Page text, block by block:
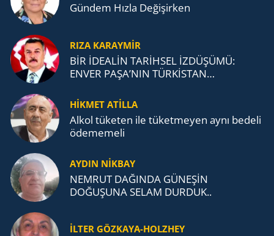
Gündem Hızla Değişirken
RIZA KARAYMIR
BİR İDEALİN TARİHSEL İZDÜŞÜMÜ:
ENVER PAŞA’NIN TÜRKİSTAN
TEŞKİLATI’NA UZANAN MİRASI
HİKMET ATİLLA
Alkol tü­ke­ten ile tü­ket­me­yen aynı be­de­li
öde­me­me­li
AYDIN NİKBAY
NEMRUT DAĞINDA GÜNEŞİN
DOĞUŞUNA SELAM DURDUK..
İLTER GÖZKAYA-HOLZHEY